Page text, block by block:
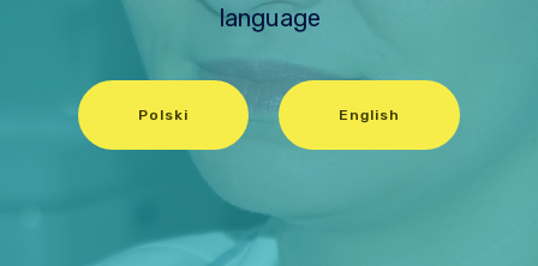
language
Polski English